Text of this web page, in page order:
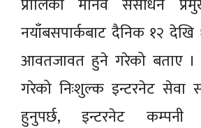
नयाँबसपार्कबाट दैनिक १२ देखि
आवतजावत हुने गरेको बताए ।
गरेको निःशुल्क इन्टरनेट सेवा
हुनुपर्छ, इन्टरनेट कम्पनी